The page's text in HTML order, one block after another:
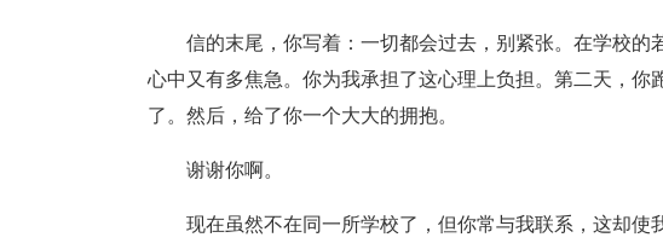
信的末尾，你写着：一切都会过去，别紧张。在学校的
心中又有多焦急。你为我承担了这心理上负担。第二天，你
了。然后，给了你一个大大的拥抱。
谢谢你啊。
现在虽然不在同一所学校了，但你常与我联系，这却使